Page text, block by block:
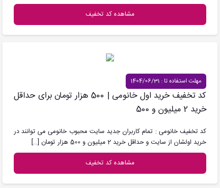
مشاهده کد تخفیف
مهلت استفاده تا : 1404/06/31
کد تخفیف خرید اول خانومی | 500 هزار تومان برای حداقل
خرید 2 میلیون و 500
کد تخفیف خانومی : تمام کاربران جدید سایت محبوب خانومی می توانند در
خرید اولشان از سایت و حداقل خرید 2 میلیون و 500 هزار تومان
[…]
مشاهده کد تخفیف